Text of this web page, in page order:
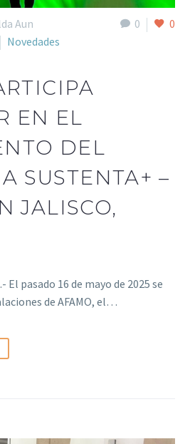
0 0
Aun
Novedades
EN EL
DEL
SUSTENTA+ –
JALISCO,
pasado 16 de mayo de 2025 se
de AFAMO, el…